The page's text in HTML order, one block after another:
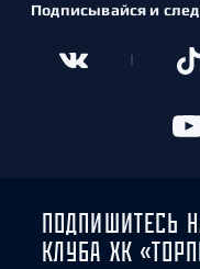
Подписывайся и
ПОДПИШИТЕСЬ
КЛУБА ХК